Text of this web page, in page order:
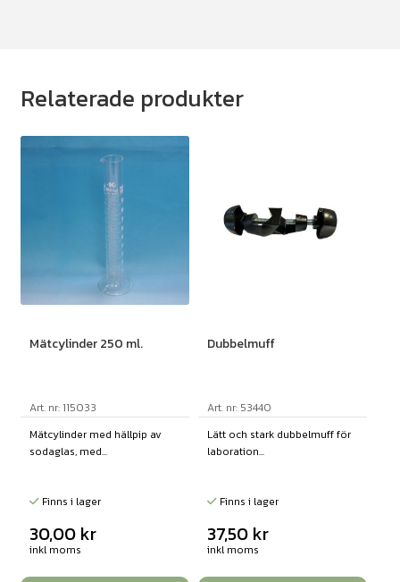
Relaterade produkter
Mätcylinder 250 ml.
Art. nr: 115033
Mätcylinder med hällpip av
sodaglas, med...
Finns i lager
30,00 kr
inkl moms
Dubbelmuff
Art. nr: 53440
Lätt och stark dubbelmuff för
laboration...
Finns i lager
37,50 kr
inkl moms